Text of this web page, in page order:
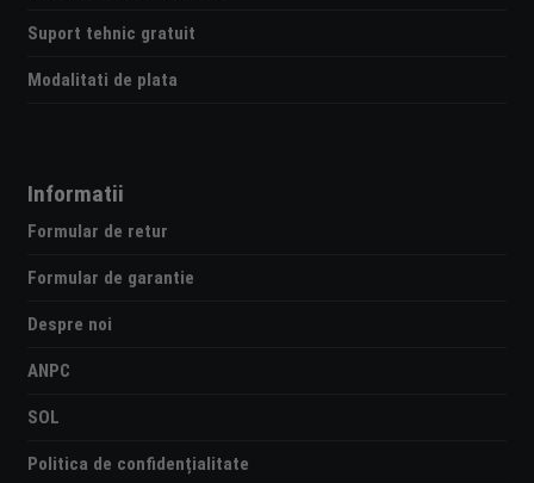
Suport tehnic gratuit
Modalitati de plata
Informatii
Formular de retur
Formular de garantie
Despre noi
ANPC
SOL
Politica de confidențialitate